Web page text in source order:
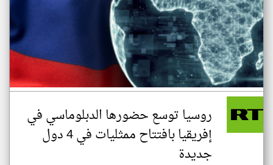
روسيا توسع حضورها الدبلوماسي في
إفريقيا بافتتاح ممثليات في 4 دول
جديدة